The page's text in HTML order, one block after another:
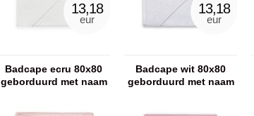
13,18
eur
Badcape ecru 80x80
geborduurd met naam
13,18
eur
Badcape wit 80x80
geborduurd met naam